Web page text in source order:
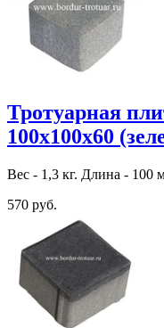
Тротуарная
100х100х60
Вес - 1,3 кг. Длина -
570 руб.